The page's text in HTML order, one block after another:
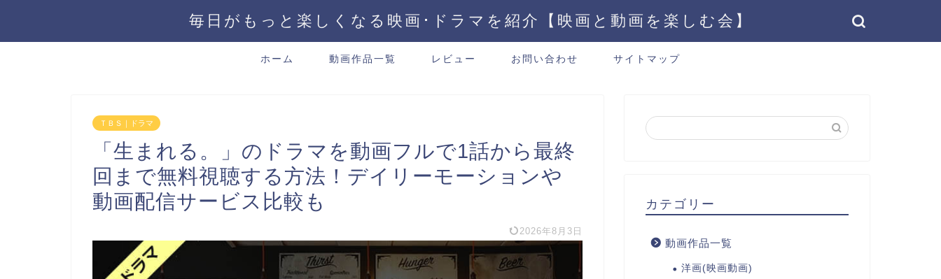
毎日がもっと楽しくなる映画･ドラマを紹介【映画と動画を楽しむ会】
ホーム 動画作品一覧 レビュー お問い合わせ サイトマップ
ＴＢＳ｜ドラマ
「生まれる。」のドラマを動画フルで1話から最終
回まで無料視聴する方法！デイリーモーションや
動画配信サービス比較も
2026年8月3日
カテゴリー
動画作品一覧
洋画(映画動画)